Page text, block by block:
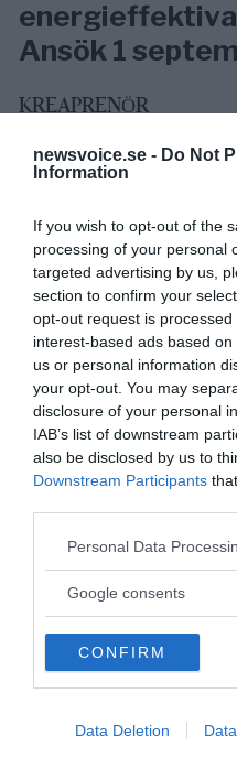
newsvoice.se - Do Not
Information
If you wish to opt-out of the
processing of your personal
targeted advertising by us,
section to confirm your
opt-out request is
interest-based ads based
us or personal information
your opt-out. You may
disclosure of your personal
IAB’s list of downstream
also be disclosed by us to
Downstream Participants
Please note that this
not limited to your visit or
use your data for below
consent section.
Personal Data
Google consents
CONFIRM
Data Deletion
Ansök 1
KREAPRENÖR
Tankesmedjan
plan för
lanserad av
Stöd
Få